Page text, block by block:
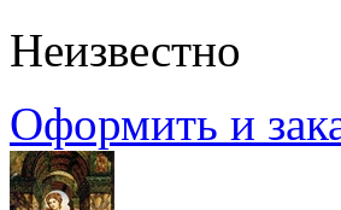
Неизвестно
Оформить и